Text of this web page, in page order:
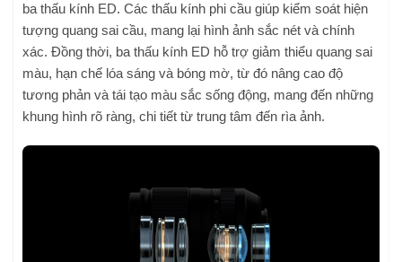
ba thấu kính ED. Các thấu kính phi cầu giúp kiểm soát hiện
tượng quang sai cầu, mang lại hình ảnh sắc nét và chính
xác. Đồng thời, ba thấu kính ED hỗ trợ giảm thiểu quang sai
màu, hạn chế lóa sáng và bóng mờ, từ đó nâng cao độ
tương phản và tái tạo màu sắc sống động, mang đến những
khung hình rõ ràng, chi tiết từ trung tâm đến rìa ảnh.